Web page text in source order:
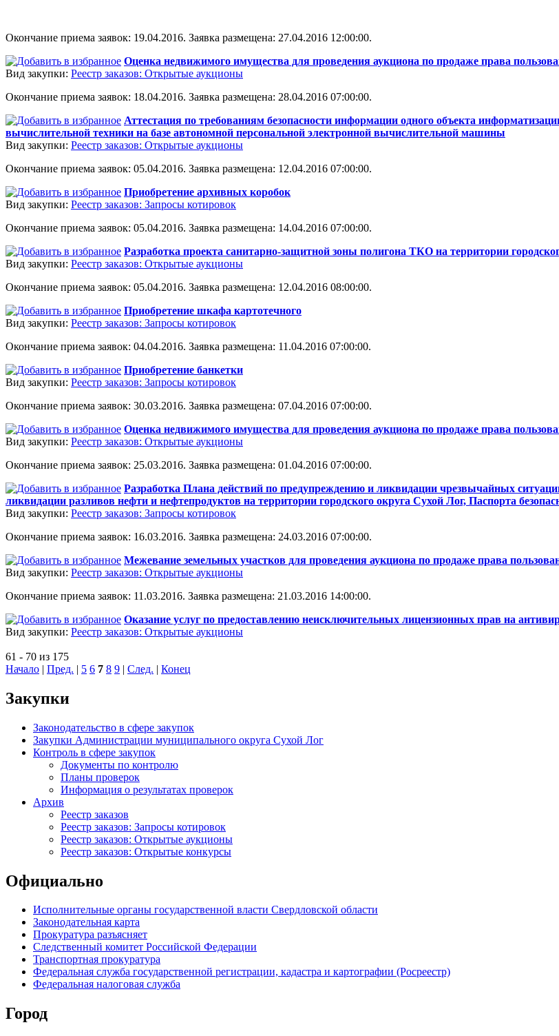
Окончание приема заявок: 19.04.2016. Заявка размещена: 27.04.2016 12:00:00.
Оценка недвижимого имущества для проведения аукциона по продаже права
Вид закупки: Реестр заказов: Открытые аукционы
Окончание приема заявок: 18.04.2016. Заявка размещена: 28.04.2016 07:00:00.
Аттестация по требованиям безопасности информации одного объекта
вычислительной техники на базе автономной персональной электронной вычислительной машины
Вид закупки: Реестр заказов: Открытые аукционы
Окончание приема заявок: 05.04.2016. Заявка размещена: 12.04.2016 07:00:00.
Приобретение архивных коробок
Вид закупки: Реестр заказов: Запросы котировок
Окончание приема заявок: 05.04.2016. Заявка размещена: 14.04.2016 07:00:00.
Разработка проекта санитарно-защитной зоны полигона ТКО на территории
Вид закупки: Реестр заказов: Открытые аукционы
Окончание приема заявок: 05.04.2016. Заявка размещена: 12.04.2016 08:00:00.
Приобретение шкафа картотечного
Вид закупки: Реестр заказов: Запросы котировок
Окончание приема заявок: 04.04.2016. Заявка размещена: 11.04.2016 07:00:00.
Приобретение банкетки
Вид закупки: Реестр заказов: Запросы котировок
Окончание приема заявок: 30.03.2016. Заявка размещена: 07.04.2016 07:00:00.
Оценка недвижимого имущества для проведения аукциона по продаже права
Вид закупки: Реестр заказов: Открытые аукционы
Окончание приема заявок: 25.03.2016. Заявка размещена: 01.04.2016 07:00:00.
Разработка Плана действий по предупреждению и ликвидации чрезвычайных
ликвидации разливов нефти и нефтепродуктов на территории городского округа Сухой Лог, Паспорта
Вид закупки: Реестр заказов: Запросы котировок
Окончание приема заявок: 16.03.2016. Заявка размещена: 24.03.2016 07:00:00.
Межевание земельных участков для проведения аукциона по продаже права
Вид закупки: Реестр заказов: Открытые аукционы
Окончание приема заявок: 11.03.2016. Заявка размещена: 21.03.2016 14:00:00.
Оказание услуг по предоставлению неисключительных лицензионных прав на
Вид закупки: Реестр заказов: Открытые аукционы
61 - 70 из 175
Начало | Пред. | 5 6 7 8 9 | След. | Конец
Закупки
Законодательство в сфере закупок
Закупки Администрации муниципального округа Сухой Лог
Контроль в сфере закупок
Документы по контролю
Планы проверок
Информация о результатах проверок
Архив
Реестр заказов
Реестр заказов: Запросы котировок
Реестр заказов: Открытые аукционы
Реестр заказов: Открытые конкурсы
Официально
Исполнительные органы государственной власти Свердловской области
Законодательная карта
Прокуратура разъясняет
Следственный комитет Российской Федерации
Транспортная прокуратура
Федеральная служба государственной регистрации, кадастра и картографии (Росреестр)
Федеральная налоговая служба
Город